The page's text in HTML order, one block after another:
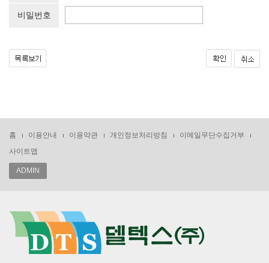
비밀번호
홈 이용안내 이용약관 개인정보처리방침
이메일무단수집거부
사이트맵
ADMIN